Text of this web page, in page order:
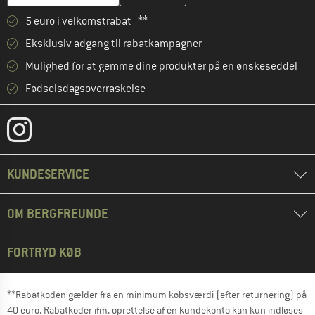
5 euro i velkomstrabat **
Eksklusiv adgang til rabatkampagner
Mulighed for at gemme dine produkter på en ønskeseddel
Fødselsdagsoverraskelse
KUNDESERVICE
OM BERGFREUNDE
FORTRYD KØB
**Rabatkoden gælder fra en minimum købsværdi (efter returnering) på
40 euro. Rabatkoder ifm. oprettelse af en kundekonto kan kun indløses